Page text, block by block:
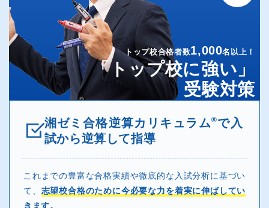
トップ校合格者数1,000名以上！
「トップ校に強い」
受験対策
湘ゼミ合格逆算カリキュラム®で入
試から逆算して指導
これまでの豊富な合格実績や徹底的な入試分析に基づい
て、 志望校合格のために今必要な力を着実に伸ばしてい
きます。